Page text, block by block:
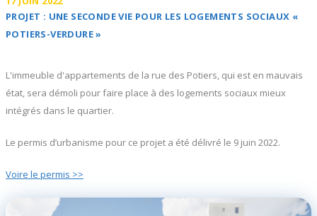
PROJET : UNE SECONDE VIE POUR LES LOGEMENTS SOCIAUX «
POTIERS-VERDURE »
L'immeuble d'appartements de la rue des Potiers, qui est en mauvais
état, sera démoli pour faire place à des logements sociaux mieux
intégrés dans le quartier.
Le permis d’urbanisme pour ce projet a été délivré le 9 juin 2022.
Voire le permis >>